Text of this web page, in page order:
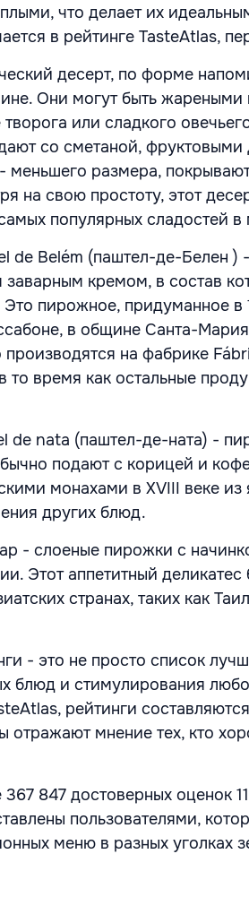
что делает их
в рейтинге TasteAtlas,
десерт, по форме
Они могут быть жареными
творога или сладкого
со сметаной,
меньшего размера,
на свою простоту, этот
популярных сладостей в
de Belém (паштел-де-Белен )
заварным кремом, в состав
пирожное, придуманное в
в общине Санта-
производятся на фабрике
то время как остальные
de nata (паштел-де-ната) -
подают с корицей и
монахами в XVIII веке из
других блюд.
- слоеные пирожки с
Этот аппетитный деликатес
странах, таких как
- это не просто список
блюд и стимулирования
рейтинги
отражают мнение тех, кто
367 847 достоверных оценок
пользователями,
меню в разных уголках